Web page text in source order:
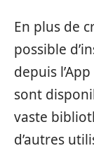
En plus de
possible
depuis
sont
vaste
d’autres